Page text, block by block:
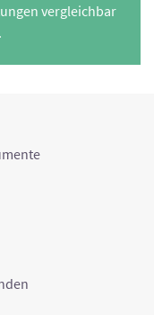
vergleichbar